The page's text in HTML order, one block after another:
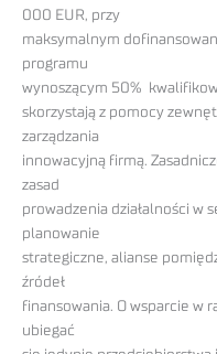
000 EUR, przy
maksymalnym
programu
wynoszącym 50%
skorzystają z pomocy
zarządzania
innowacyjną firmą.
zasad
prowadzenia działalności w
planowanie
strategiczne, alianse
źródeł
finansowania. O wsparcie w
ubiegać